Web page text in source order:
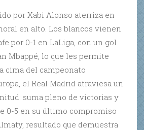
por Xabi Alonso aterriza en
en alto. Los blancos vienen
por 0-1 en LaLiga, con un gol
Mbappé, lo que les permite
cima del campeonato
el Real Madrid atraviesa un
suma pleno de victorias y
0-5 en su último compromiso
resultado que demuestra